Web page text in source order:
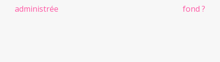
administrée
fond ?